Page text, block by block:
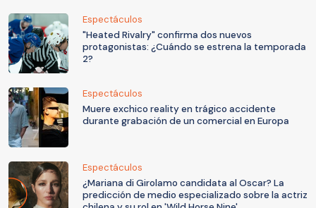
Espectáculos
"Heated Rivalry" confirma dos nuevos
protagonistas: ¿Cuándo se estrena la temporada
2?
Espectáculos
Muere exchico reality en trágico accidente
durante grabación de un comercial en Europa
Espectáculos
¿Mariana di Girolamo candidata al Oscar? La
predicción de medio especializado sobre la actriz